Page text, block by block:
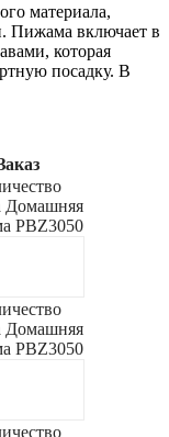
материала,
Пижама включает в
которая
посадку. В
Домашняя
PBZ3050
Домашняя
PBZ3050